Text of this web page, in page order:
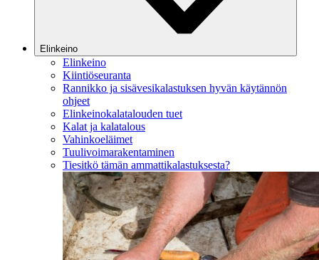
Elinkeino
Elinkeino
Kiintiöseuranta
Rannikko ja sisävesikalastuksen hyvän käytännön
ohjeet
Elinkeinokalatalouden tuet
Kalat ja kalatalous
Vahinkoeläimet
Tuulivoimarakentaminen
Tiesitkö tämän ammattikalastuksesta?